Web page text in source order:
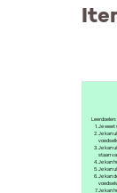
Leerdoelen:
Je weet
Je kan
Je kan
staan
Je kan
Je kan
Je kan
Je kan